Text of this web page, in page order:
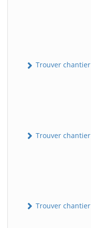
Trouver
Trouver
Trouver